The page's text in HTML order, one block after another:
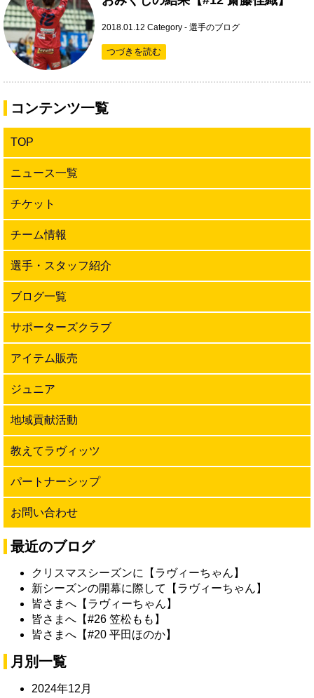
2018.01.12 Category - 選手のブログ
つづきを読む
コンテンツ一覧
TOP
ニュース一覧
チケット
チーム情報
選手・スタッフ紹介
ブログ一覧
サポーターズクラブ
アイテム販売
ジュニア
地域貢献活動
教えてラヴィッツ
パートナーシップ
お問い合わせ
最近のブログ
クリスマスシーズンに【ラヴィーちゃん】
新シーズンの開幕に際して【ラヴィーちゃん】
皆さまへ【ラヴィーちゃん】
皆さまへ【#26 笠松もも】
皆さまへ【#20 平田ほのか】
月別一覧
2024年12月